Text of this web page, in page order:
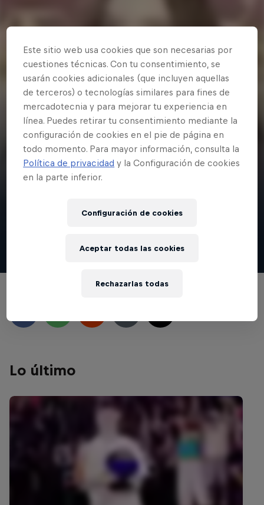
3 minutos
Entrevistamos a Rosalía
Hablamos con la gran Rosalía con motivo del concierto en la Plaza
Lo último
Este sitio web usa cookies que son necesarias por
cuestiones técnicas. Con tu consentimiento, se
usarán cookies adicionales (que incluyen aquellas
de terceros) o tecnologías similares para fines de
mercadotecnia y para mejorar tu experiencia en
línea. Puedes retirar tu consentimiento mediante la
configuración de cookies en el pie de página en
todo momento. Para mayor información, consulta la
Política de privacidad y la Configuración de cookies
en la parte inferior.
Configuración de cookies
Rechazarlas todas
Aceptar todas las cookies